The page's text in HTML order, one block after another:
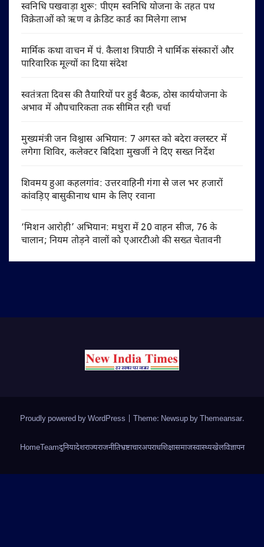
स्वनिधि पखवाड़ा शुरू: पीएम स्वनिधि योजना के तहत पथ
विक्रेताओं को ऋण व क्रेडिट कार्ड का मिलेगा लाभ
मार्मिक कथा वाचन में पं. कैलाश त्रिपाठी ने धार्मिक संस्कारों और
पारिवारिक मूल्यों का दिया संदेश
स्वतंत्रता दिवस की तैयारियों पर हुई बैठक, ठोस कार्ययोजना के
अभाव में औपचारिकता तक सीमित रही चर्चा
मुख्यमंत्री जन विश्वास अभियान: 7 अगस्त को बदेरा क्लस्टर में
लगेगा शिविर, कलेक्टर बिदिशा मुखर्जी ने दिए सख्त निर्देश
शिवमय हुआ कहलगांव: उत्तरवाहिनी गंगा से जल भर हजारों
कांवड़िए बासुकीनाथ धाम के लिए रवाना
‘मिशन आरोही’ अभियान: मथुरा में 20 वाहन सीज, 76 के
चालान; नियम तोड़ने वालों को एआरटीओ की सख्त चेतावनी
Proudly powered by WordPress Theme: Newsup byThemeansar.
HomeTeamदुनियादेशराज्यराजनीतिभ्रष्टाचारअपराधशिक्षासमाजस्वास्थ्यखेलविज्ञापन